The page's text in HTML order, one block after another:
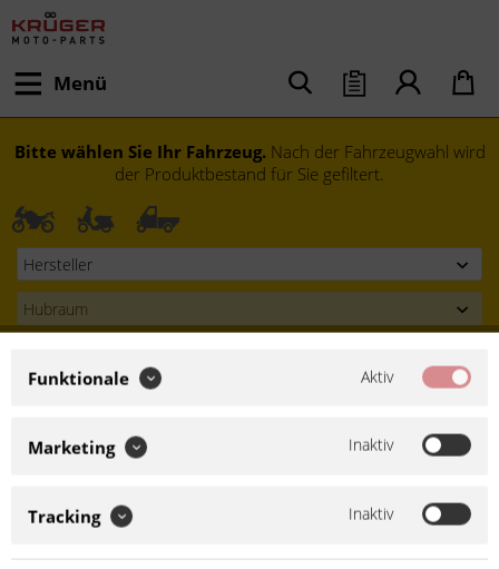
Menü
Bitte wählen Sie Ihr Fahrzeug. Nach der Fahrzeugwahl wird
der Produktbestand für Sie gefiltert.
Schalthebel Motorrad
Funktionale Aktiv
Marketing Inaktiv
Tracking Inaktiv